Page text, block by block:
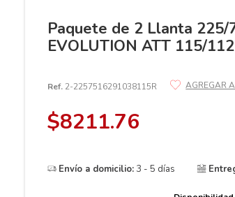
Paquete de 2 Llanta 225/
EVOLUTION ATT 115/
Ref. 2-2257516291038115R
$8211.76
Envío a domicilio:3 - 5 días
195 65 15